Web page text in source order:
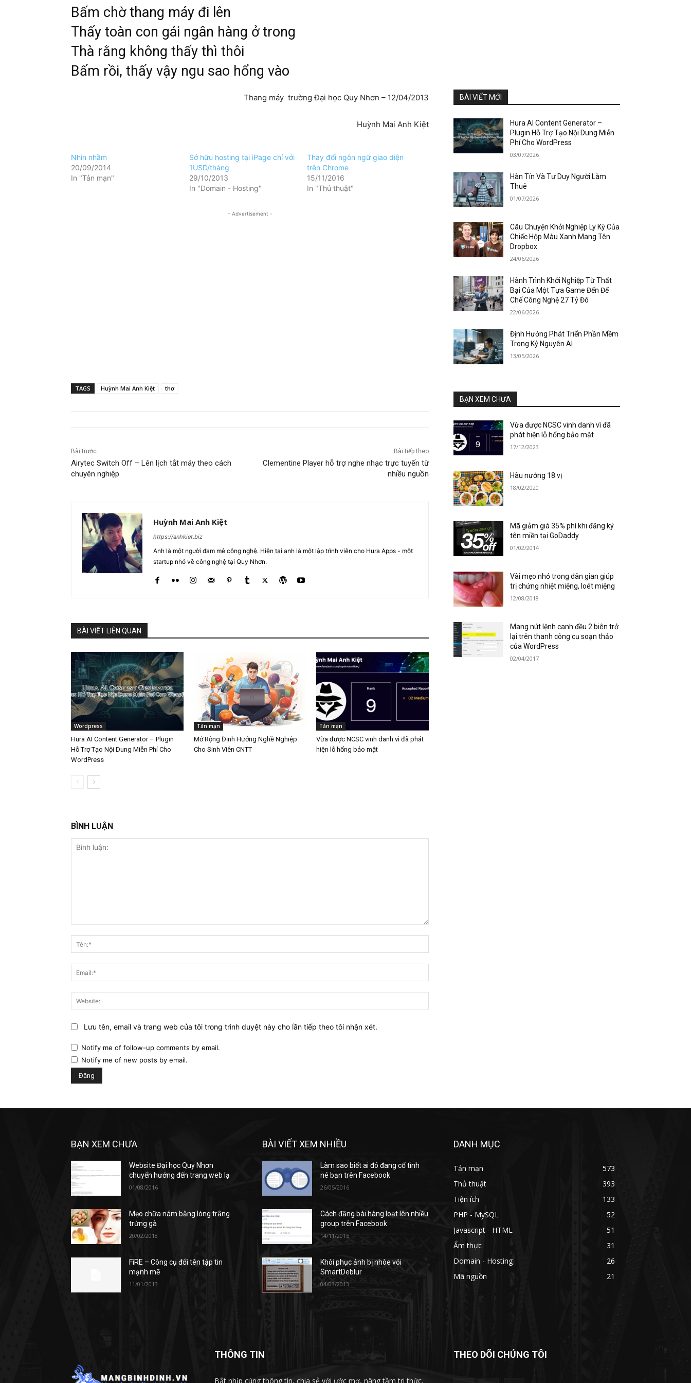
Bấm chờ thang máy đi lên
Thấy toàn con gái ngân hàng ở trong
Thà rằng không thấy thì thôi
Bấm rồi, thấy vậy ngu sao hổng vào
Thang máy trường Đại học Quy Nhơn – 12/04/2013
Huỳnh Mai Anh Kiệt
Nhìn nhầm
20/09/2014
In "Tản mạn"
Sở hữu hosting tại iPage chỉ với
1USD/tháng
29/10/2013
In "Domain - Hosting"
Thay đổi ngôn ngữ giao diện
trên Chrome
15/11/2016
In "Thủ thuật"
- Advertisement -
TAGS Huỳnh Mai Anh Kiệt thơ
Bài trước
Airytec Switch Off – Lên lịch tắt máy theo cách
chuyên nghiệp
Bài tiếp theo
Clementine Player hỗ trợ nghe nhạc trực tuyến từ
nhiều nguồn
Huỳnh Mai Anh Kiệt
https://anhkiet.biz
Anh là một người đam mê công nghệ. Hiện tại anh là một lập trình viên cho Hura Apps - một
startup nhỏ về công nghệ tại Quy Nhơn.
BÀI VIẾT LIÊN QUAN
Wordpress
Hura AI Content Generator – Plugin
Hỗ Trợ Tạo Nội Dung Miễn Phí Cho
WordPress
Tản mạn
Mở Rộng Định Hướng Nghề Nghiệp
Cho Sinh Viên CNTT
Tản mạn
Vừa được NCSC vinh danh vì đã phát
hiện lỗ hổng bảo mật
BÌNH LUẬN
luận:
Lưu tên, email và trang web của tôi trong trình duyệt này cho lần tiếp theo tôi nhận xét.
Notify me of follow-up comments by email.
Notify me of new posts by email.
BÀI VIẾT MỚI
Hura AI Content Generator –
Plugin Hỗ Trợ Tạo Nội Dung Miễn
Phí Cho WordPress
03/07/2026
Hàn Tín Và Tư Duy Người Làm
Thuê
01/07/2026
Câu Chuyện Khởi Nghiệp Ly Kỳ Của
Chiếc Hộp Màu Xanh Mang Tên
Dropbox
24/06/2026
Hành Trình Khởi Nghiệp Từ Thất
Bại Của Một Tựa Game Đến Đế
Chế Công Nghệ 27 Tỷ Đô
22/06/2026
Định Hướng Phát Triển Phần Mềm
Trong Kỷ Nguyên AI
13/05/2026
BẠN XEM CHƯA
Vừa được NCSC vinh danh vì đã
phát hiện lỗ hổng bảo mật
17/12/2023
Hàu nướng 18 vị
18/02/2020
Mã giảm giá 35% phí khi đăng ký
tên miền tại GoDaddy
01/02/2014
Vài mẹo nhỏ trong dân gian giúp
trị chứng nhiệt miệng, loét miệng
12/08/2018
Mang nút lệnh canh đều 2 biên trở
lại trên thanh công cụ soạn thảo
của WordPress
02/04/2017
BẠN XEM CHƯA
Website Đại học Quy Nhơn
chuyển hướng đến trang web lạ
01/08/2016
Mẹo chữa nám bằng lòng trắng
trứng gà
20/02/2018
FiRE – Công cụ đổi tên tập tin
mạnh mẽ
11/01/2013
BÀI VIẾT XEM NHIỀU
Làm sao biết ai đó đang cố tình
né bạn trên Facebook
26/05/2016
Cách đăng bài hàng loạt lên nhiều
group trên Facebook
14/11/2015
Khôi phục ảnh bị nhòe vói
SmartDeblur
04/03/2013
DANH MỤC
Tản mạn
573
Thủ thuật
393
Tiện ích
133
PHP - MySQL
52
Javascript - HTML
51
Ẩm thực
31
Domain - Hosting
26
Mã nguồn
21
THÔNG TIN
Bắt nhịp cùng thông tin, chia sẻ với ước mơ, nâng tầm tri thức,
THEO DÕI CHÚNG TÔI